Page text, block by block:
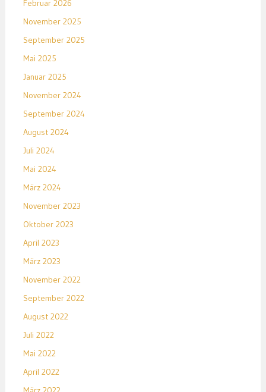
Februar 2026
November 2025
September 2025
Mai 2025
Januar 2025
November 2024
September 2024
August 2024
Juli 2024
Mai 2024
März 2024
November 2023
Oktober 2023
April 2023
März 2023
November 2022
September 2022
August 2022
Juli 2022
Mai 2022
April 2022